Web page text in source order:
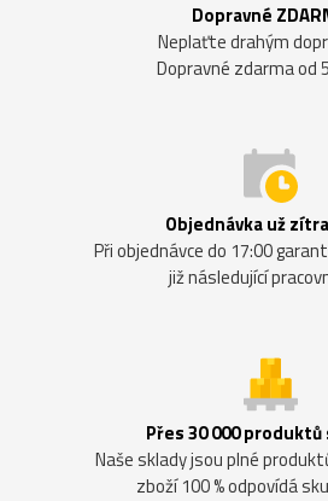
Dopravné
Neplaťte drahým
Dopravné zdarma od
Objednávka už
Při objednávce do 17:00
již následující
Přes 30 000 produktů
Naše sklady jsou plné
zboží 100 % odpovídá